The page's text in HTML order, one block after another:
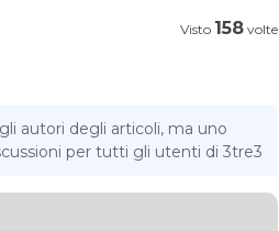
Visto 158 volte
autori degli articoli, ma uno
per tutti gli utenti di 3tre3